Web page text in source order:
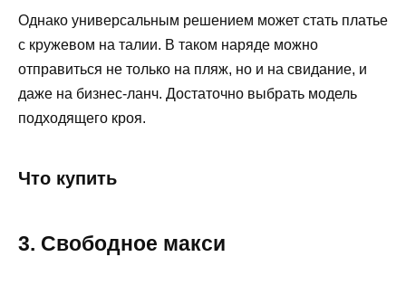
Однако универсальным решением может стать платье
с кружевом на талии. В таком наряде можно
отправиться не только на пляж, но и на свидание, и
даже на бизнес-ланч. Достаточно выбрать модель
подходящего кроя.
Что купить
3. Свободное макси